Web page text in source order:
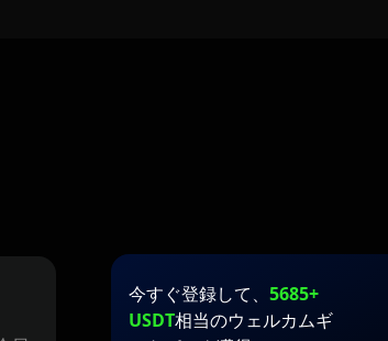
今すぐ登録して、 5685+
USDT相当のウェルカムギ